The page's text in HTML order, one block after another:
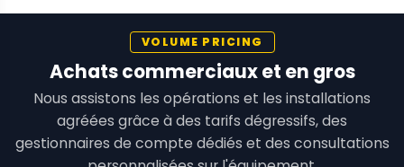
VOLUME PRICING
Achats commerciaux et en gros
Nous assistons les opérations et les installations
agréées grâce à des tarifs dégressifs, des
gestionnaires de compte dédiés et des consultations